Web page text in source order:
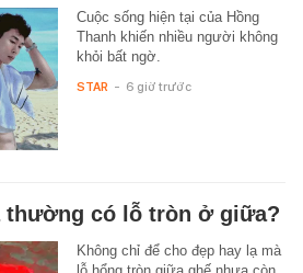
Cuộc sống hiện tại của Hồng
Thanh khiến nhiều người không
khỏi bất ngờ.
STAR - 6 giờ trước
thường có lỗ tròn ở giữa?
Không chỉ để cho đẹp hay lạ mà